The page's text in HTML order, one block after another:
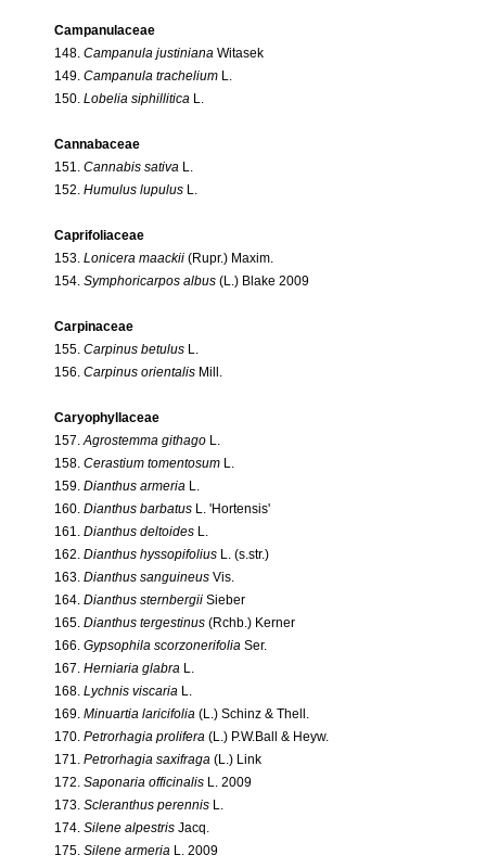
Campanulaceae
148. Campanula justiniana Witasek
149. Campanula trachelium L.
150. Lobelia siphillitica L.
Cannabaceae
151. Cannabis sativa L.
152. Humulus lupulus L.
Caprifoliaceae
153. Lonicera maackii (Rupr.) Maxim.
154. Symphoricarpos albus (L.) Blake 2009
Carpinaceae
155. Carpinus betulus L.
156. Carpinus orientalis Mill.
Caryophyllaceae
157.Agrostemma githago L.
158. Cerastium tomentosum L.
159. Dianthus armeria L.
160. Dianthus barbatus L. 'Hortensis'
161. Dianthus deltoides L.
162. Dianthus hyssopifolius L. (s.str.)
163. Dianthus sanguineus Vis.
164. Dianthus sternbergii Sieber
165. Dianthus tergestinus (Rchb.) Kerner
166. Gypsophila scorzonerifolia Ser.
167. Herniaria glabra L.
168. Lychnis viscaria L.
169. Minuartia laricifolia (L.) Schinz & Thell.
170. Petrorhagia prolifera (L.) P.W.Ball & Heyw.
171. Petrorhagia saxifraga (L.) Link
172. Saponaria officinalis L. 2009
173. Scleranthus perennis L.
174. Silene alpestris Jacq.
175. Silene armeria L. 2009